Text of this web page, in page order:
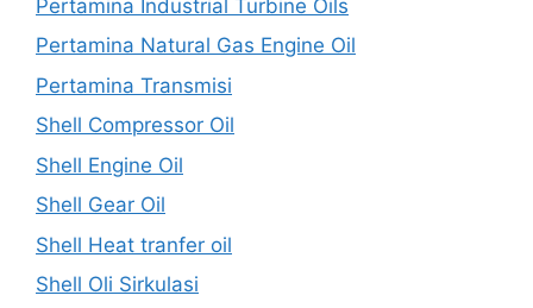
Pertamina Industrial Turbine Oils
Pertamina Natural Gas Engine Oil
Pertamina Transmisi
Shell Compressor Oil
Shell Engine Oil
Shell Gear Oil
Shell Heat tranfer oil
Shell Oli Sirkulasi